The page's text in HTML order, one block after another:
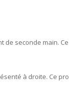
de seconde main.
à droite. Ce